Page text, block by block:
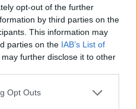
opt-out of the further
by third parties on the
This information may
parties on the IAB’s List of
may further disclose it to other
Opt Outs
Johnston, De
Laryea; Buchanan
(91' Osorio), Koné,
J. David (61' P.
Larin). Ct. Marsch